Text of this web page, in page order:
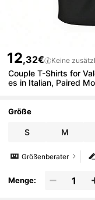
12,32€ Keine
Couple T-Shirts for
es in Italian, Paired
Größe
S M
Größenberater
Menge: